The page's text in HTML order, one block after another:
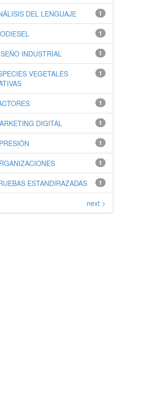
1
DEL LENGUAJE
1
1
INDUSTRIAL
1
VEGETALES
1
1
DIGITAL
1
1
1
ESTANDIRAZADAS
next >